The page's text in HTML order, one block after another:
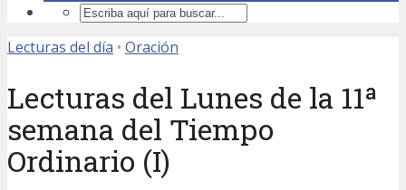
Lecturas del día • Oración
Lecturas del Lunes de la 11ª
semana del Tiempo
Ordinario (I)